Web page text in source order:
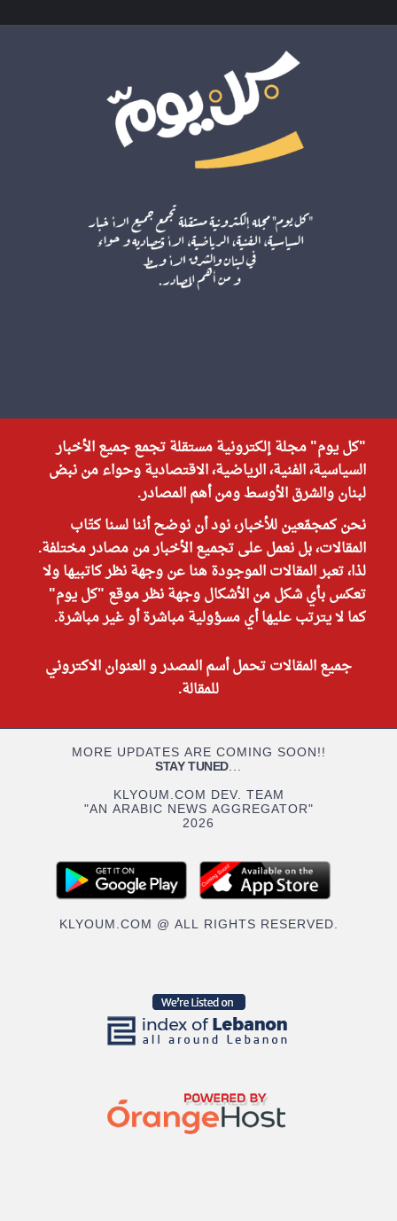
"كل يوم" مجلة إلكترونية مستقلة تجمع جميع الأخبار
السياسية، الفنية، الرياضية، الاقتصادية وحواء من نبض
لبنان والشرق الأوسط ومن أهم المصادر.
نحن كمجمّعين للأخبار، نود أن نوضح أننا لسنا كتّاب
المقالات، بل نعمل على تجميع الأخبار من مصادر مختلفة.
لذا، تعبر المقالات الموجودة هنا عن وجهة نظر كاتبيها ولا
تعكس بأي شكل من الأشكال وجهة نظر موقع "كل يوم"
كما لا يترتب عليها أي مسؤولية مباشرة أو غير مباشرة.
جميع المقالات تحمل أسم المصدر و العنوان الاكتروني
للمقالة.
MORE UPDATES ARE COMING SOON!!
STAY TUNED...
KLYOUM.COM DEV. TEAM
"AN ARABIC NEWS AGGREGATOR"
2026
KLYOUM.COM @ ALL RIGHTS RESERVED.